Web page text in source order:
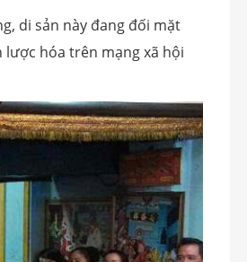
di sản này đang đối mặt
hóa trên mạng xã hội